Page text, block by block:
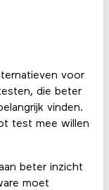
voor
die beter
vinden.
test mee willen
beter inzicht
moet